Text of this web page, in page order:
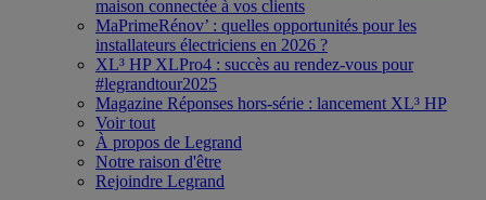
maison connectée à vos clients
MaPrimeRénov’ : quelles opportunités pour les
installateurs électriciens en 2026 ?
XL³ HP XLPro4 : succès au rendez-vous pour
#legrandtour2025
Magazine Réponses hors-série : lancement XL³ HP
Voir tout
À propos de Legrand
Notre raison d'être
Rejoindre Legrand